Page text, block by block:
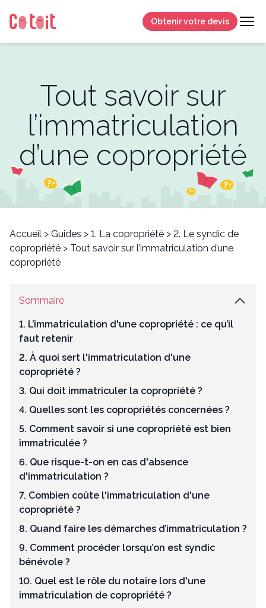
Obtenir votre devis
Tout savoir sur
l’immatriculation
d’une copropriété
Accueil > Guides > 1. La copropriété > 2. Le syndic de
copropriété > Tout savoir sur l’immatriculation d’une
copropriété
Sommaire
1. L’immatriculation d'une copropriété : ce qu’il
faut retenir
2. À quoi sert l'immatriculation d'une
copropriété ?
3. Qui doit immatriculer la copropriété ?
4. Quelles sont les copropriétés concernées ?
5. Comment savoir si une copropriété est bien
immatriculée ?
6. Que risque-t-on en cas d'absence
d'immatriculation ?
7. Combien coûte l'immatriculation d'une
copropriété ?
8. Quand faire les démarches d’immatriculation ?
9. Comment procéder lorsqu’on est syndic
bénévole ?
10. Quel est le rôle du notaire lors d'une
immatriculation de copropriété ?